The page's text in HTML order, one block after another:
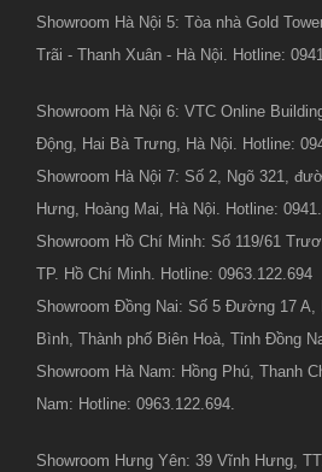
Showroom Hà Nội 5: Tòa nhà Gold
Trãi - Thanh Xuân - Hà Nội. Hotline:
Showroom Hà Nội 6: VTC Online
Động, Hai Bà Trưng, Hà Nội. Hotline:
Showroom Hà Nội 7: Số 2, Ngõ 321,
Hưng, Hoàng Mai, Hà Nội. Hotline:
Showroom Hồ Chí Minh: Số 119/61
TP. Hồ Chí Minh. Hotline: 0963.122.694
Showroom Đồng Nai: Số 5 Đường 17 A,
Bình, Thành phố Biên Hoà, Tỉnh Đồng
Showroom Hà Nam: Hồng Phú, Thanh
Nam: Hotline: 0963.122.694.
Showroom Hưng Yên: 39 Vĩnh Hưng,